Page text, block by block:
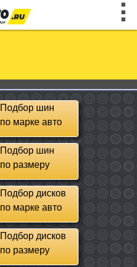
Подбор шин
по марке авто
Подбор шин
по размеру
Подбор дисков
по марке авто
Подбор дисков
по размеру